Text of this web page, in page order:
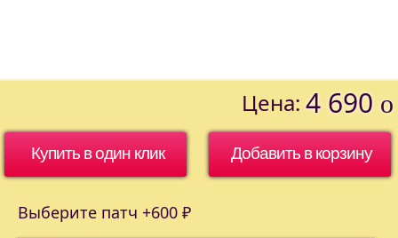
Цена: 4 690 o
Купить в один клик
Выберите патч +600 ₽